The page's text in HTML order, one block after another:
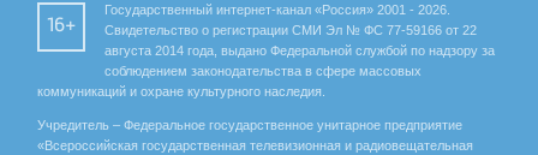
16+
Государственный интернет-канал «Россия» 2001 - 2026.
Свидетельство о регистрации СМИ Эл № ФС 77-59166 от 22
августа 2014 года, выдано Федеральной службой по надзору за
соблюдением законодательства в сфере массовых
коммуникаций и охране культурного наследия.
Учредитель – Федеральное государственное унитарное предприятие
«Всероссийская государственная телевизионная и радиовещательная